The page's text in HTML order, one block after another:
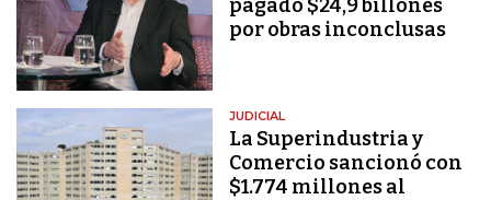
pagado $24,9 billones
por obras inconclusas
JUDICIAL
La Superindustria y
Comercio sancionó con
$1.774 millones al